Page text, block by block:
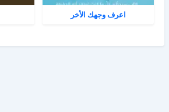
اعرف وجهك الأخر